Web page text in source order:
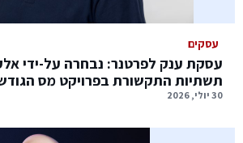
עסקים
עסקת ענק לפרטנר: נבחרה על-ידי
תשתיות התקשורת בפרויקט מס
30 יולי, 2026